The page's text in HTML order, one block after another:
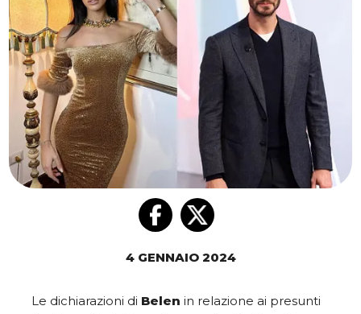
4 GENNAIO 2024
Le dichiarazioni di Belen in relazione ai presunti